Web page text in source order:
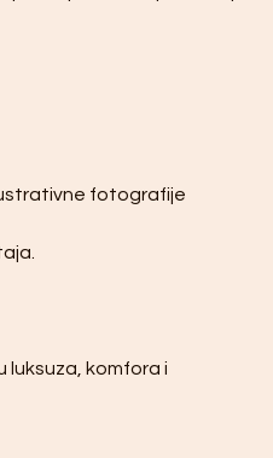
fotografije
luksuza, komfora i